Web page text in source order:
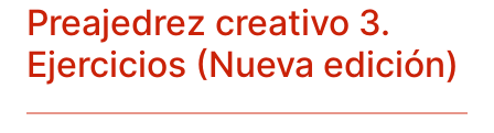
Preajedrez creativo 3.
Ejercicios (Nueva edición)